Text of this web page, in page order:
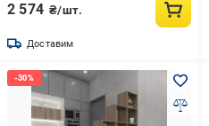
2 574 ₴/шт.
Доставим